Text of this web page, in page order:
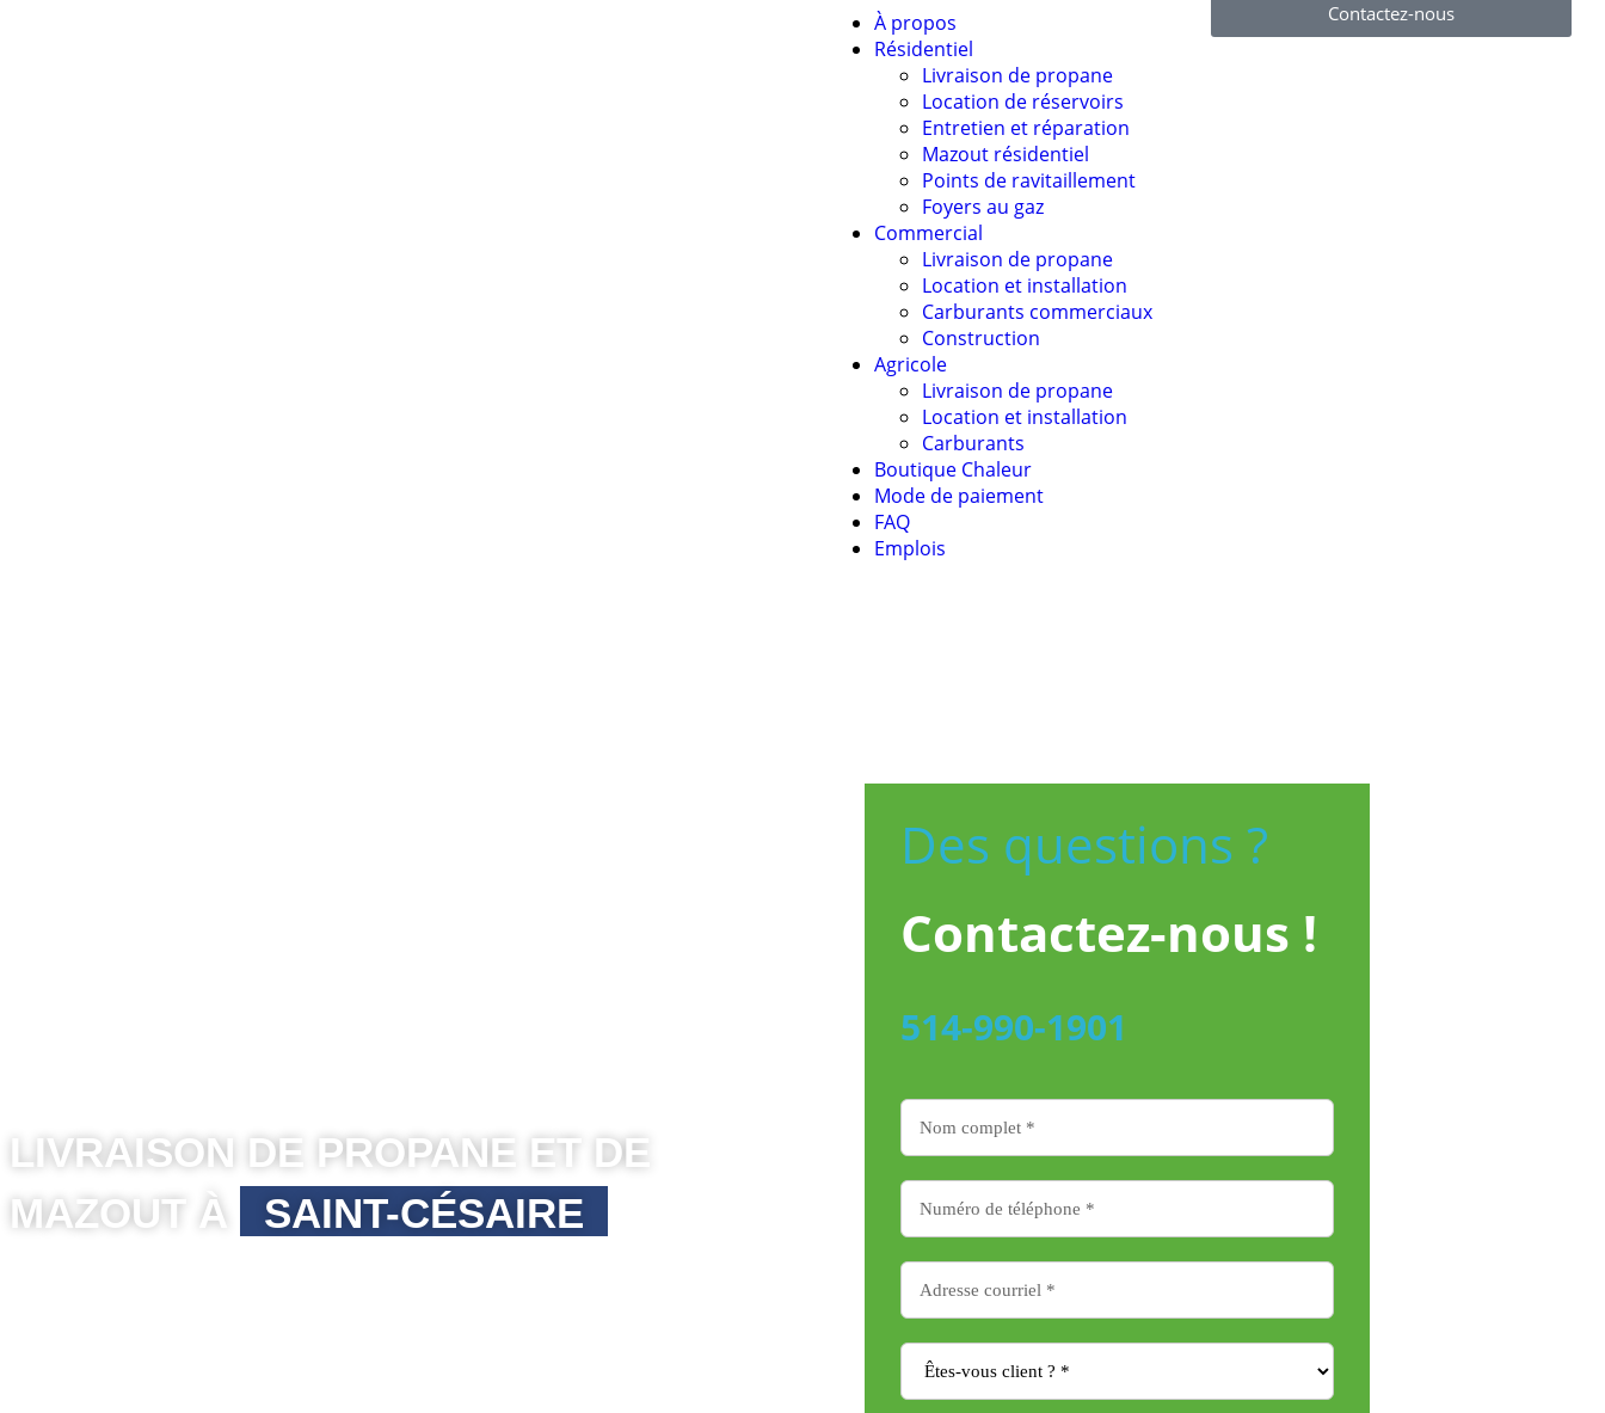
À propos
Résidentiel
Livraison de propane
Location de réservoirs
Entretien et réparation
Mazout résidentiel
Points de ravitaillement
Foyers au gaz
Commercial
Livraison de propane
Location et installation
Carburants commerciaux
Construction
Agricole
Livraison de propane
Location et installation
Carburants
Boutique Chaleur
Mode de paiement
FAQ
Emplois
Contactez-nous
LIVRAISON DE PROPANE ET DE
MAZOUT À
SAINT-CÉSAIRE
Des questions ?
Contactez-nous !
514-990-1901
Contactez-
nous
Formulaire
-
Livraison